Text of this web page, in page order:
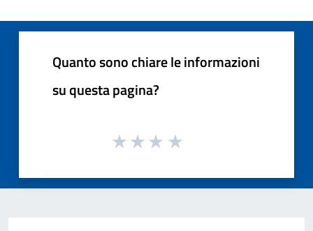
Quanto sono chiare le informazioni
su questa pagina?